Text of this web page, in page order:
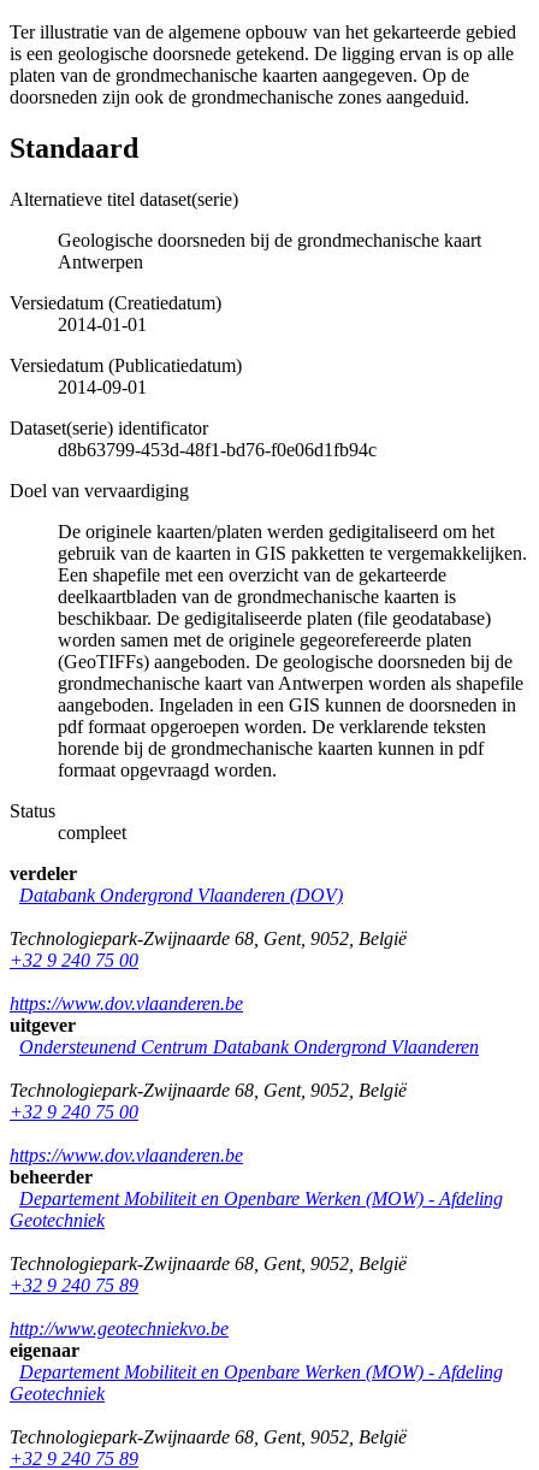
Ter illustratie van de algemene opbouw van het gekarteerde gebied
is een geologische doorsnede getekend. De ligging ervan is op alle
platen van de grondmechanische kaarten aangegeven. Op de
doorsneden zijn ook de grondmechanische zones aangeduid.
Standaard
Alternatieve titel dataset(serie)
Geologische doorsneden bij de grondmechanische kaart
Antwerpen
Versiedatum (Creatiedatum)
2014-01-01
Versiedatum (Publicatiedatum)
2014-09-01
Dataset(serie) identificator
d8b63799-453d-48f1-bd76-f0e06d1fb94c
Doel van vervaardiging
De originele kaarten/platen werden gedigitaliseerd om het
gebruik van de kaarten in GIS pakketten te vergemakkelijken.
Een shapefile met een overzicht van de gekarteerde
deelkaartbladen van de grondmechanische kaarten is
beschikbaar. De gedigitaliseerde platen (file geodatabase)
worden samen met de originele gegeorefereerde platen
(GeoTIFFs) aangeboden. De geologische doorsneden bij de
grondmechanische kaart van Antwerpen worden als shapefile
aangeboden. Ingeladen in een GIS kunnen de doorsneden in
pdf formaat opgeroepen worden. De verklarende teksten
horende bij de grondmechanische kaarten kunnen in pdf
formaat opgevraagd worden.
Status
compleet
verdeler
Databank Ondergrond Vlaanderen (DOV)
Technologiepark-Zwijnaarde 68 Gent, 9052 België
+32 9 240 75 00
https://www.dov.vlaanderen.be
uitgever
Ondersteunend Centrum Databank Ondergrond Vlaanderen
Technologiepark-Zwijnaarde 68 Gent, 9052 België
+32 9 240 75 00
https://www.dov.vlaanderen.be
beheerder
Departement Mobiliteit en Openbare Werken (MOW) - Afdeling
Geotechniek
Technologiepark-Zwijnaarde 68 Gent, 9052 België
+32 9 240 75 89
http://www.geotechniekvo.be
eigenaar
Departement Mobiliteit en Openbare Werken (MOW) - Afdeling
Geotechniek
Technologiepark-Zwijnaarde 68 Gent, 9052 België
+32 9 240 75 89